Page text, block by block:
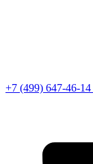
+7 (499) 647-46-14